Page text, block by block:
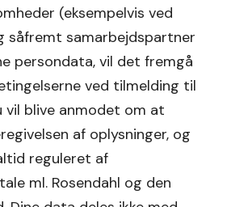
(eksempelvis ved
såfremt samarbejdspartner
persondata, vil det fremgå
ved tilmelding til
vil blive anmodet om at
af oplysninger, og
reguleret af
ml. Rosendahl og den